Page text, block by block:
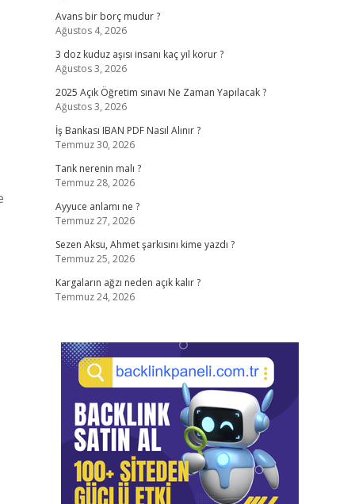
Avans bir borç mudur ?
Ağustos 4, 2026
3 doz kuduz aşısı insanı kaç yıl korur ?
Ağustos 3, 2026
2025 Açık Öğretim sınavı Ne Zaman Yapılacak ?
Ağustos 3, 2026
İş Bankası IBAN PDF Nasıl Alınır ?
Temmuz 30, 2026
Tank nerenin malı ?
Temmuz 28, 2026
Ayyuce anlamı ne ?
Temmuz 27, 2026
Sezen Aksu, Ahmet şarkısını kime yazdı ?
Temmuz 25, 2026
Kargaların ağzı neden açık kalır ?
Temmuz 24, 2026